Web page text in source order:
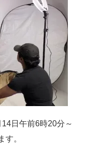
日午前6時20分～
す。